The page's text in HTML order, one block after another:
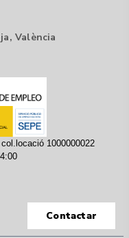
València
1000000022
Contactar